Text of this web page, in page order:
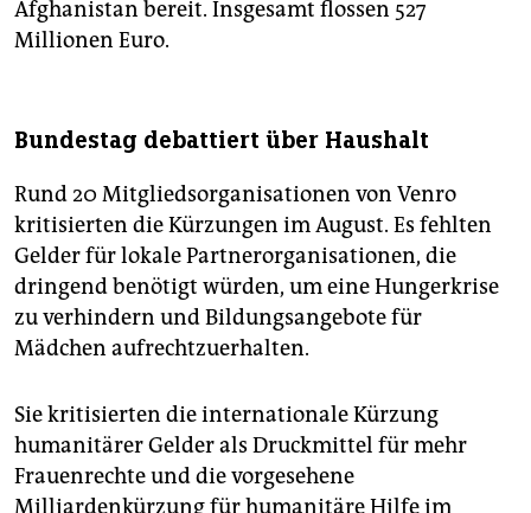
Afghanistan bereit. Insgesamt flossen 527
Millionen Euro.
Bundestag debattiert über Haushalt
Rund 20 Mitgliedsorganisationen von Venro
kritisierten die Kürzungen im August. Es fehlten
Gelder für lokale Partnerorganisationen, die
dringend benötigt würden, um eine Hungerkrise
zu verhindern und Bildungsangebote für
Mädchen aufrechtzuerhalten.
Sie kritisierten die internationale Kürzung
humanitärer Gelder als Druckmittel für mehr
Frauenrechte und die vorgesehene
Milliardenkürzung für humanitäre Hilfe im